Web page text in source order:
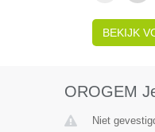
BEKIJK
OROGEM
Niet